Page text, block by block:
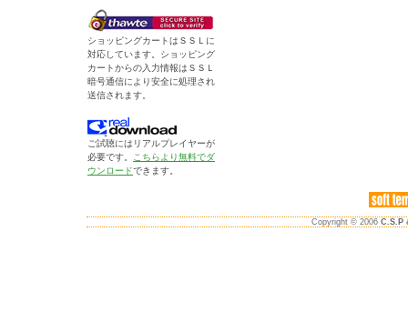
ショッピングカートはＳＳＬに
対応しています。ショッピング
カートからの入力情報はＳＳＬ
暗号通信により安全に処理され
送信されます。
ご試聴にはリアルプレイヤーが
必要です。
こちらより無料でダ
ウンロードできます。
Copyright © 2006 C.S.P